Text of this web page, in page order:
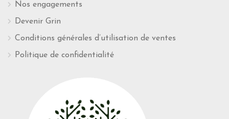
Nos engagements
Devenir Grin
Conditions générales d’utilisation de ventes
Politique de confidentialité